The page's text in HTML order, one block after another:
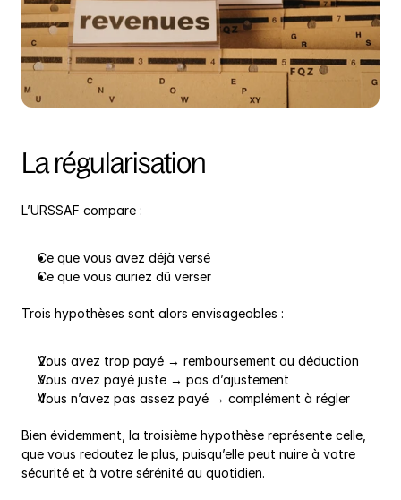
La régularisation
L’URSSAF compare :
Ce que vous avez déjà versé
Ce que vous auriez dû verser
Trois hypothèses sont alors envisageables :
Vous avez trop payé → remboursement ou déduction
Vous avez payé juste → pas d’ajustement
Vous n’avez pas assez payé → complément à régler
Bien évidemment, la troisième hypothèse représente celle,
que vous redoutez le plus, puisqu’elle peut nuire à votre
sécurité et à votre sérénité au quotidien.